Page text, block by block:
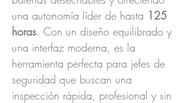
una autonomía líder de hasta 125
horas. Con un diseño equilibrado y
una interfaz moderna, es la
herramienta perfecta para jefes de
seguridad que buscan una
inspección rápida, profesional y sin